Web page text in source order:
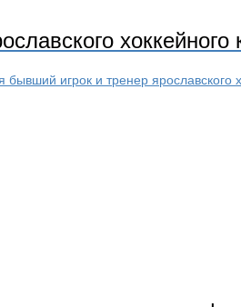
игрок и тренер